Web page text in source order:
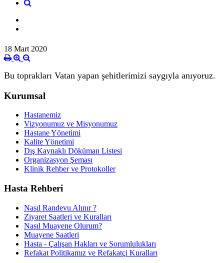
18 Mart 2020
Bu toprakları Vatan yapan şehitlerimizi saygıyla anıyoruz.
Kurumsal
Hastanemiz
Vizyonumuz ve Misyonumuz
Hastane Yönetimi
Kalite Yönetimi
Dış Kaynaklı Döküman Listesi
Organizasyon Şeması
Klinik Rehber ve Protokoller
Hasta Rehberi
Nasıl Randevu Alınır ?
Ziyaret Saatleri ve Kuralları
Nasıl Muayene Olurum?
Muayene Saatleri
Hasta - Çalışan Hakları ve Sorumlulukları
Refakat Politikamız ve Refakatçi Kuralları